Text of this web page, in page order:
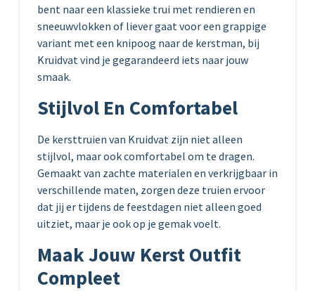
bent naar een klassieke trui met rendieren en
sneeuwvlokken of liever gaat voor een grappige
variant met een knipoog naar de kerstman, bij
Kruidvat vind je gegarandeerd iets naar jouw
smaak.
Stijlvol En Comfortabel
De kersttruien van Kruidvat zijn niet alleen
stijlvol, maar ook comfortabel om te dragen.
Gemaakt van zachte materialen en verkrijgbaar in
verschillende maten, zorgen deze truien ervoor
dat jij er tijdens de feestdagen niet alleen goed
uitziet, maar je ook op je gemak voelt.
Maak Jouw Kerst Outfit
Compleet